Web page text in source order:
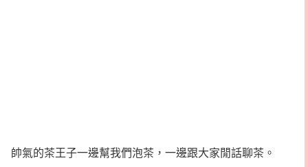
帥氣的茶王子一邊幫我們泡茶，一邊跟大家閒話聊茶。